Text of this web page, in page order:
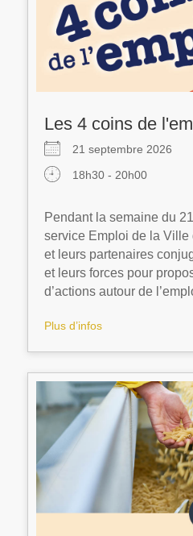
Les 4 coins de
21 septembre 2026
18h30 - 20h00
Pendant la semaine du
service Emploi de la Ville
et leurs partenaires
et leurs forces pour
d’actions autour de
Plus d’infos